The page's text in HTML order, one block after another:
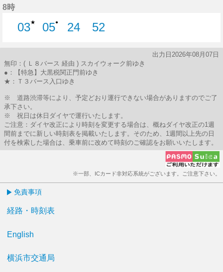
8時
03★
05●
24
52
出力日2026年08月07日
無印：( Ｌ８バース 経由 ) スカイウォーク前ゆき
●：【特急】大黒税関正門前ゆき
★：Ｔ３バース入口ゆき
※ 道路渋滞等により、予定どおり運行できない場合がありますのでご了
承下さい。
※ 祝日は休日ダイヤで運行いたします。
ご注意：ダイヤ改正により時刻を変更する場合は、概ねダイヤ改正の1週
間前までに新しい時刻表を掲載いたします。そのため、1週間以上先の日
付を検索した場合は、乗車前に改めて時刻のご確認をお願いいたします。
※一部、ICカード非対応系統がございます。ご注意下さい。
免責事項
経路・時刻表
English
横浜市交通局